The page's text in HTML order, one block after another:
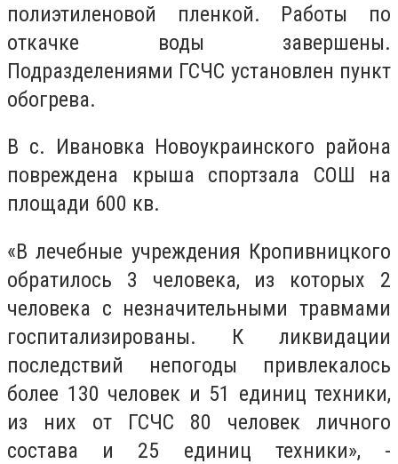
полиэтиленовой пленкой. Работы по
откачке воды завершены.
Подразделениями ГСЧС установлен пункт
обогрева.
В с. Ивановка Новоукраинского района
повреждена крыша спортзала СОШ на
площади 600 кв.
«В лечебные учреждения Кропивницкого
обратилось 3 человека, из которых 2
человека с незначительными травмами
госпитализированы. К ликвидации
последствий непогоды привлекалось
более 130 человек и 51 единиц техники,
из них от ГСЧС 80 человек личного
состава и 25 единиц техники», -